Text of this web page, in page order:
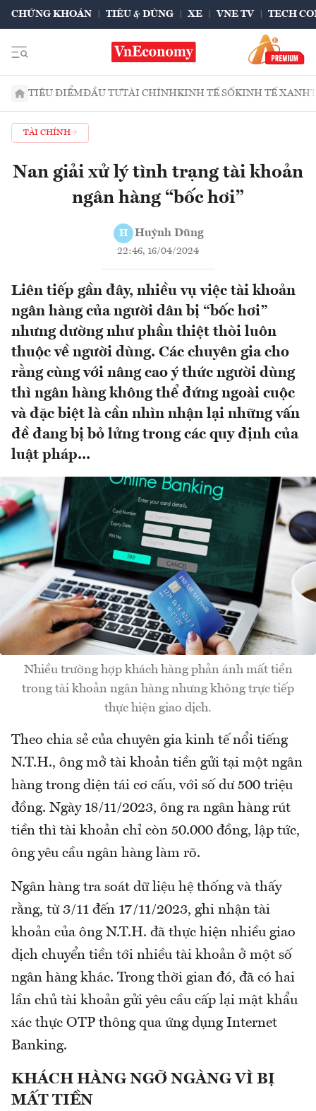
CHỨNG KHOÁN TIÊU & DÙNG XE VNE TV TECH
TIÊU ĐIỂMĐẦU TƯTÀI CHÍNHKINH TẾ SỐKINH TẾ XANH
TÀI CHÍNH
Nan giải xử lý tình trạng tài khoản
ngân hàng “bốc hơi”
H Huỳnh Dũng
22:46, 16/04/2024
Liên tiếp gần đây, nhiều vụ việc tài khoản
ngân hàng của người dân bị “bốc hơi”
nhưng dường như phần thiệt thòi luôn
thuộc về người dùng. Các chuyên gia cho
rằng cùng với nâng cao ý thức người dùng
thì ngân hàng không thể đứng ngoài cuộc
và đặc biệt là cần nhìn nhận lại những vấn
đề đang bị bỏ lửng trong các quy định của
luật pháp...
Nhiều trường hợp khách hàng phản ánh mất tiền
trong tài khoản ngân hàng nhưng không trực tiếp
thực hiện giao dịch.
Theo chia sẻ của chuyên gia kinh tế nổi tiếng
N.T.H., ông mở tài khoản tiền gửi tại một ngân
hàng trong diện tái cơ cấu, với số dư 500 triệu
đồng. Ngày 18/11/2023, ông ra ngân hàng rút
tiền thì tài khoản chỉ còn 50.000 đồng, lập tức,
ông yêu cầu ngân hàng làm rõ.
Ngân hàng tra soát dữ liệu hệ thống và thấy
rằng, từ 3/11 đến 17/11/2023, ghi nhận tài
khoản của ông N.T.H. đã thực hiện nhiều giao
dịch chuyển tiền tới nhiều tài khoản ở một số
ngân hàng khác. Trong thời gian đó, đã có hai
lần chủ tài khoản gửi yêu cầu cấp lại mật khẩu
xác thực OTP thông qua ứng dụng Internet
Banking.
KHÁCH HÀNG NGỠ NGÀNG VÌ BỊ
MẤT TIỀN